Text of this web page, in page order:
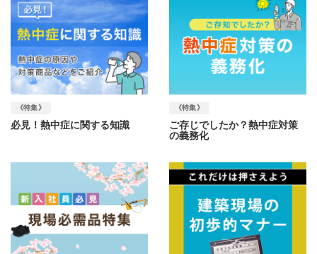
《特集》
必見！熱中症に関する知識
《特集》
ご存じでしたか？熱中症対策
の義務化